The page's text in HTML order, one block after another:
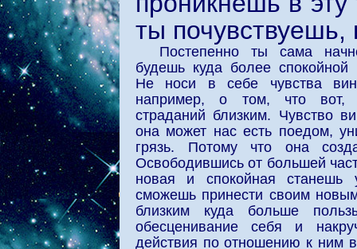
ты почувствуешь,
Постепенно ты сама
будешь куда более спокойной
Не носи в себе чувства
например, о том, что вот,
страданий близким. Чувство
она может нас есть поедом,
грязь. Потому что она
Освободившись от большей
новая и спокойная
сможешь принести своим
близким куда больше
обесценивание себя и
действия по отношению к ним